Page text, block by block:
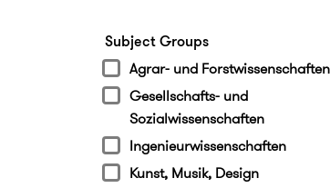
Subject Groups
Agrar- und Forstwissenschaften
Gesellschafts- und
Sozialwissenschaften
Ingenieurwissenschaften
Kunst, Musik, Design